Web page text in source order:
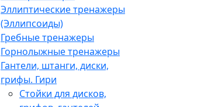
Эллиптические тренажеры
(Эллипсоиды)
Гребные тренажеры
Горнолыжные тренажеры
Гантели, штанги, диски,
грифы. Гири
Стойки для дисков,